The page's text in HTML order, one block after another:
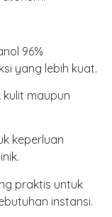
96%
yang lebih kuat.
maupun
keperluan
praktis untuk
instansi.